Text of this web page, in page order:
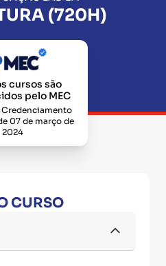
(720H)
cursos são
pelo MEC
Credenciamento
07 de março de
2024
CURSO